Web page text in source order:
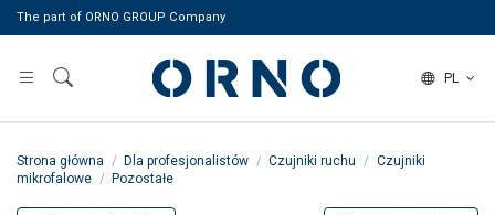
The part of ORNO GROUP Company
PL
Strona główna Dla profesjonalistów Czujniki ruchu
Czujniki
mikrofalowe
Pozostałe